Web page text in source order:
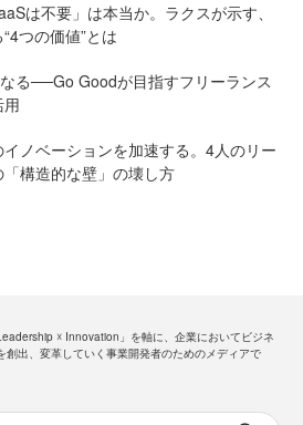
は不要」は本当か。ラクスが示す、
つの価値”とは
る──Go Goodが目指すフリーランス
ノベーションを加速する。4人のリー
構造的な壁」の壊し方
☓ Innovation」を軸に、企業においてビジネ
創出、変革していく事業開発者のためのメディアで